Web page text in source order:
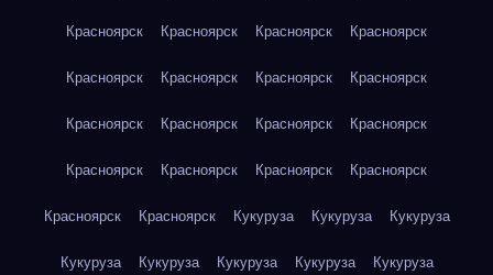
Красноярск Красноярск Красноярск Красноярск
Красноярск Красноярск Красноярск Красноярск
Красноярск Красноярск Красноярск Красноярск
Красноярск Красноярск Красноярск Красноярск
Красноярск Красноярск Кукуруза Кукуруза Кукуруза
Кукуруза Кукуруза Кукуруза Кукуруза Кукуруза